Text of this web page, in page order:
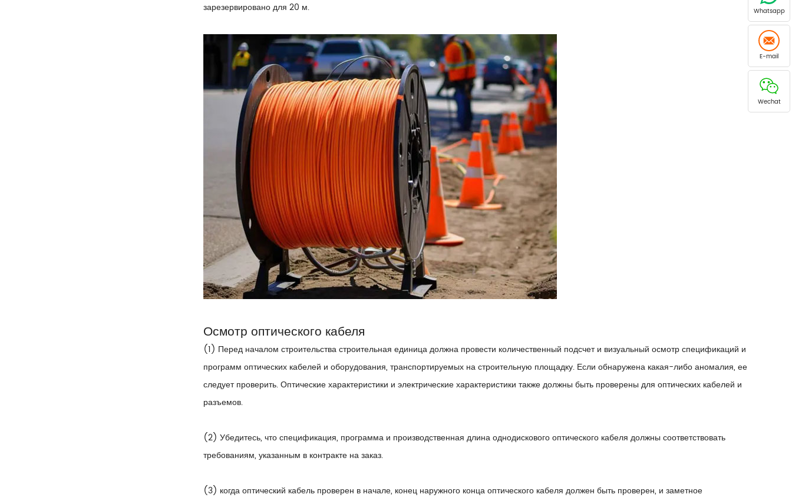
зарезервировано для 20 м.
Осмотр оптического кабеля
(1) Перед началом строительства строительная единица должна провести количественный подсчет и визуальный осмотр спецификаций и
программ оптических кабелей и оборудования, транспортируемых на строительную площадку. Если обнаружена какая-либо аномалия, ее
следует проверить. Оптические характеристики и электрические характеристики также должны быть проверены для оптических кабелей и
разъемов.
(2) Убедитесь, что спецификация, программа и производственная длина однодискового оптического кабеля должны соответствовать
требованиям, указанным в контракте на заказ.
(3) когда оптический кабель проверен в начале, конец наружного конца оптического кабеля должен быть проверен, и заметное
Whatsapp
E-mail
Wechat